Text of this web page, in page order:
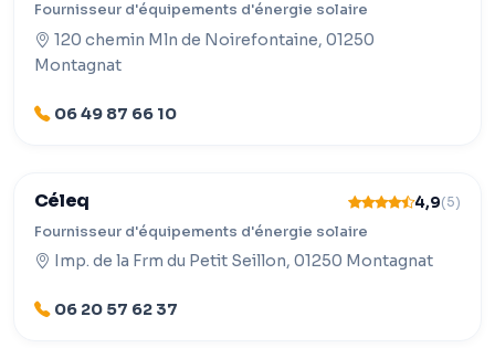
Fournisseur d'équipements d'énergie solaire
120 chemin Mln de Noirefontaine, 01250
Montagnat
06 49 87 66 10
Céleq 4,9(5)
Fournisseur d'équipements d'énergie solaire
Imp. de la Frm du Petit Seillon, 01250 Montagnat
06 20 57 62 37